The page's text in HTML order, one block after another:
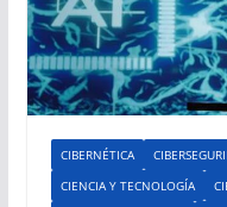
CIBERNÉTICA
CIENCIA Y TECNOLOGÍA